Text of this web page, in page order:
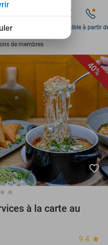
de membres
de 15.000 deals
par semaine
de membres
Disponible à partir
40%
favorite_border
à la carte au
9.4 star